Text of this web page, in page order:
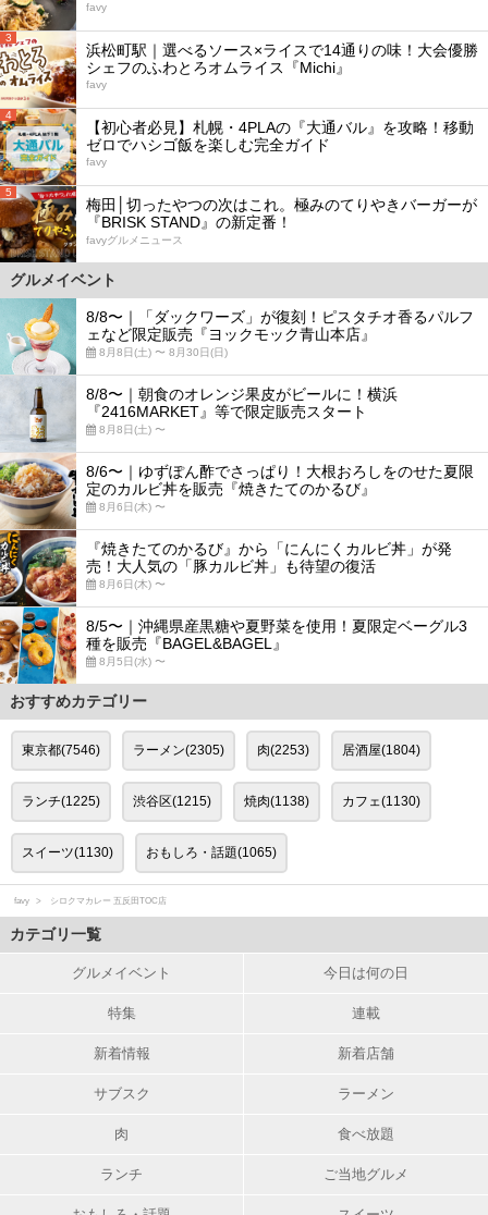
favy
3
浜松町駅｜選べるソース×ライスで14通りの味！大会優勝
シェフのふわとろオムライス『Michi』
favy
4
【初心者必見】札幌・4PLAの『大通バル』を攻略！移動
ゼロでハシゴ飯を楽しむ完全ガイド
favy
5
梅田│切ったやつの次はこれ。極みのてりやきバーガーが
『BRISK STAND』の新定番！
favyグルメニュース
グルメイベント
8/8〜｜「ダックワーズ」が復刻！ピスタチオ香るパルフ
ェなど限定販売『ヨックモック青山本店』
8月8日(土) 〜 8月30日(日)
8/8〜｜朝食のオレンジ果皮がビールに！横浜
『2416MARKET』等で限定販売スタート
8月8日(土) 〜
8/6〜｜ゆずぽん酢でさっぱり！大根おろしをのせた夏限
定のカルビ丼を販売『焼きたてのかるび』
8月6日(木) 〜
『焼きたてのかるび』から「にんにくカルビ丼」が発
売！大人気の「豚カルビ丼」も待望の復活
8月6日(木) 〜
8/5〜｜沖縄県産黒糖や夏野菜を使用！夏限定ベーグル3
種を販売『BAGEL&BAGEL』
8月5日(水) 〜
おすすめカテゴリー
東京都(7546) ラーメン(2305) 肉(2253) 居酒屋(1804)
ランチ(1225) 渋谷区(1215) 焼肉(1138) カフェ(1130)
スイーツ(1130) おもしろ・話題(1065)
favy シロクマカレー 五反田TOC店
カテゴリ一覧
グルメイベント 今日は何の日
特集 連載
新着情報 新着店舗
サブスク ラーメン
肉 食べ放題
ランチ ご当地グルメ